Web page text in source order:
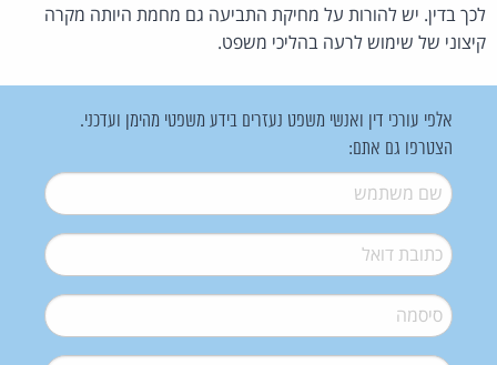
לכך בדין. יש להורות על מחיקת התביעה גם מחמת היותה מקרה
קיצוני של שימוש לרעה בהליכי משפט.
אלפי עורכי דין ואנשי משפט נעזרים בידע משפטי מהימן ועדכני.
הצטרפו גם אתם:
שם משתמש*
דואל*
סיסמה*